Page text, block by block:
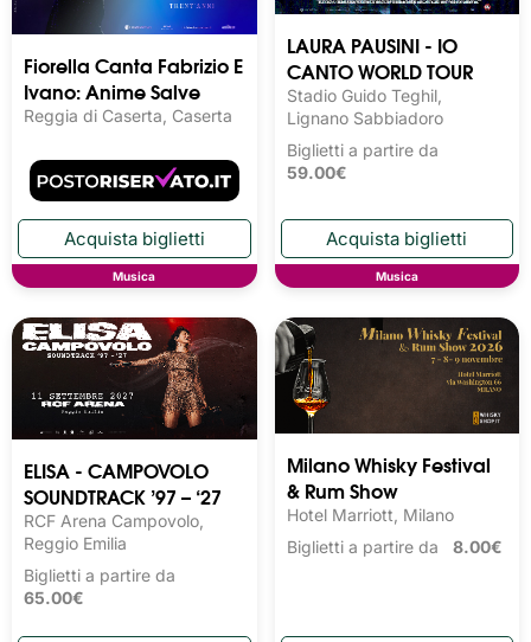
Fiorella Canta Fabrizio E
Ivano: Anime Salve
Reggia di Caserta, Caserta
Musica
LAURA PAUSINI - IO
CANTO WORLD TOUR
Stadio Guido Teghil,
Lignano Sabbiadoro
Biglietti a partire da
59.00€
Musica
ELISA - CAMPOVOLO
SOUNDTRACK ’97 – ‘27
RCF Arena Campovolo,
Reggio Emilia
Biglietti a partire da
65.00€
Milano Whisky Festival
& Rum Show
Hotel Marriott, Milano
Biglietti a partire da 8.00€